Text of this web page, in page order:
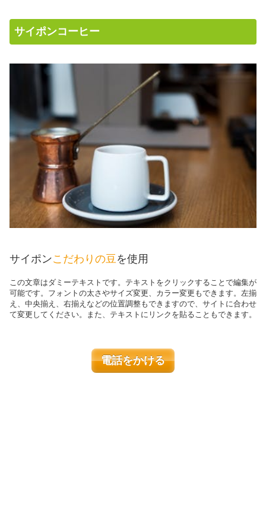
サイポンコーヒー
サイポンこだわりの豆を使用
この文章はダミーテキストです。テキストをクリックすることで編集が
可能です。フォントの太さやサイズ変更、カラー変更もできます。左揃
え、中央揃え、右揃えなどの位置調整もできますので、サイトに合わせ
て変更してください。また、テキストにリンクを貼ることもできます。
電話をかける